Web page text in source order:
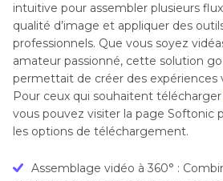
intuitive pour assembler plusieurs
qualité d’image et appliquer des
professionnels. Que vous soyez
amateur passionné, cette solution
permettait de créer des expériences
Pour ceux qui souhaitent télécharger
vous pouvez visiter la page Softonic
les options de téléchargement.
Assemblage vidéo à 360° :